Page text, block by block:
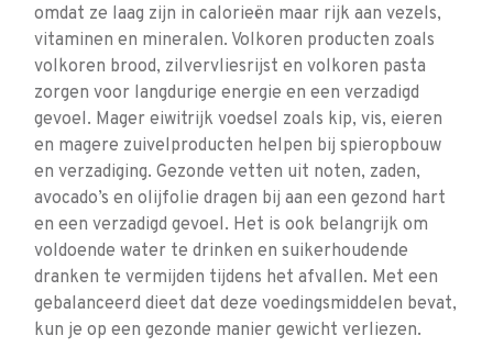
omdat ze laag zijn in calorieën maar rijk aan vezels,
vitaminen en mineralen. Volkoren producten zoals
volkoren brood, zilvervliesrijst en volkoren pasta
zorgen voor langdurige energie en een verzadigd
gevoel. Mager eiwitrijk voedsel zoals kip, vis, eieren
en magere zuivelproducten helpen bij spieropbouw
en verzadiging. Gezonde vetten uit noten, zaden,
avocado’s en olijfolie dragen bij aan een gezond hart
en een verzadigd gevoel. Het is ook belangrijk om
voldoende water te drinken en suikerhoudende
dranken te vermijden tijdens het afvallen. Met een
gebalanceerd dieet dat deze voedingsmiddelen bevat,
kun je op een gezonde manier gewicht verliezen.